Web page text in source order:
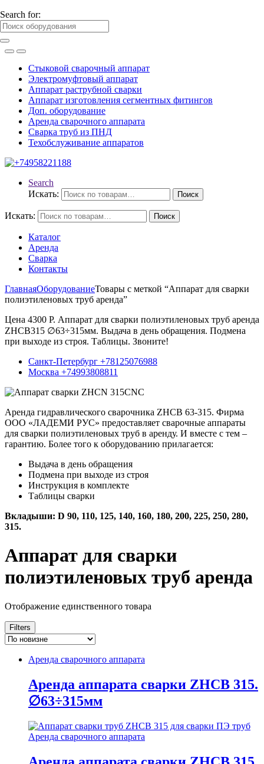
Search for:
Стыковой сварочный аппарат
Электромуфтовый аппарат
Аппарат раструбной сварки
Аппарат изготовления сегментных фитингов
Доп. оборудование
Аренда сварочного аппарата
Сварка труб из ПНД
Техобслуживание аппаратов
Search
Искать:
Поиск
Искать: Поиск
Каталог
Аренда
Сварка
Контакты
ГлавнаяОборудованиеТовары с меткой “Аппарат для сварки
полиэтиленовых труб аренда”
Цена 4300 Р. Аппарат для сварки полиэтиленовых труб аренда
ZHCB315 ∅63÷315мм. Выдача в день обращения. Подмена
при выходе из строя. Таблицы. Звоните!
Санкт-Петербург +78125076988
Москва +74993808811
Аренда гидравлического сварочника ZHCB 63-315. Фирма
ООО «ЛАДЕМИ РУС» предоставляет сварочные аппараты
для сварки полиэтиленовых труб в аренду. И вместе с тем –
гарантию. Более того к оборудованию прилагается:
Выдача в день обращения
Подмена при выходе из строя
Инструкция в комплекте
Таблицы сварки
Вкладыши: D 90, 110, 125, 140, 160, 180, 200, 225, 250, 280,
315.
Аппарат для сварки
полиэтиленовых труб аренда
Отображение единственного товара
Filters
Аренда сварочного аппарата
Аренда аппарата сварки ZHCB 315.
∅63÷315мм
Аренда сварочного аппарата